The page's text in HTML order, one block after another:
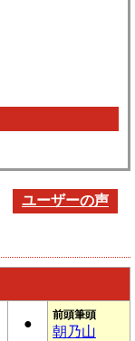
ユーザーの声
●
前頭筆頭
朝乃山